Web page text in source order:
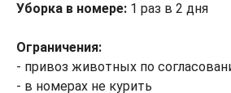
Уборка в номере: 1 раз в 2 дня
Ограничения:
- привоз животных по
- в номерах не курить